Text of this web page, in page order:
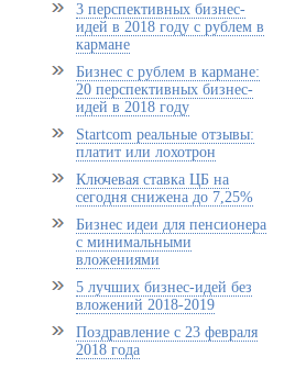
3 перспективных бизнес-
идей в 2018 году с рублем в
кармане
Бизнес с рублем в кармане:
20 перспективных бизнес-
идей в 2018 году
Startcom реальные отзывы:
платит или лохотрон
Ключевая ставка ЦБ на
сегодня снижена до 7,25%
Бизнес идеи для пенсионера
с минимальными
вложениями
5 лучших бизнес-идей без
вложений 2018-2019
Поздравление с 23 февраля
2018 года